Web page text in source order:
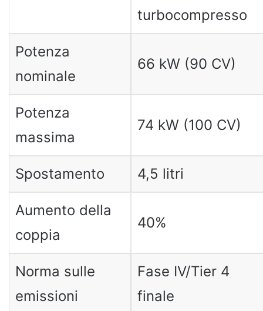
turbocompresso
Potenza
nominale
66 kW (90 CV)
Potenza
massima
74 kW (100 CV)
Spostamento 4,5 litri
Aumento della
coppia
40%
Norma sulle
emissioni
Fase IV/Tier 4
finale